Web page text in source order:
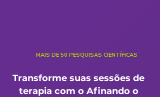
MAIS DE 50 PESQUISAS CIENTÍFICAS
Transforme suas sessões de
terapia com o Afinando o